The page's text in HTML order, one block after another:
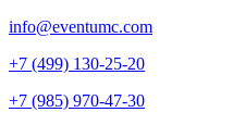
info@eventumc.com
+7 (499) 130-25-20
+7 (985) 970-47-30